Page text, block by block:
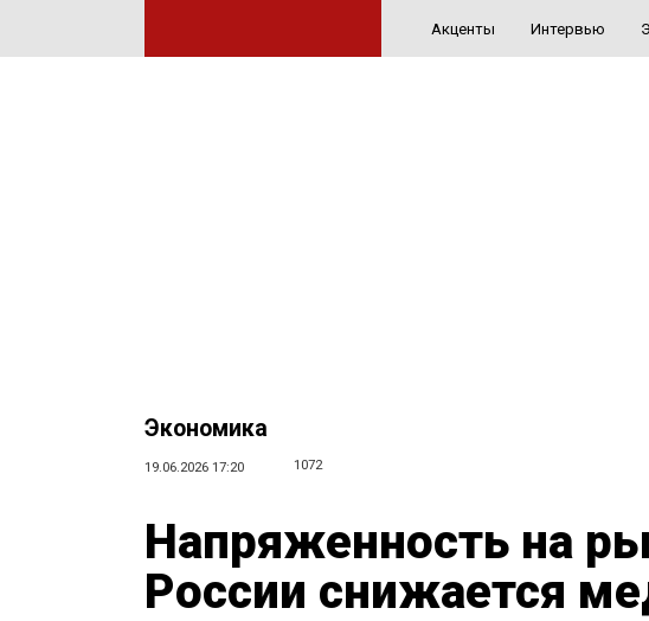
Акценты Интервью
Экономика
19.06.2026 17:20 1072
Напряженность на
России снижается